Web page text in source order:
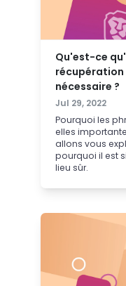
Qu'est-ce
nécessaire ?
Jul 29, 2022
Pourquoi les
elles
allons vous
pourquoi il est
lieu sûr.